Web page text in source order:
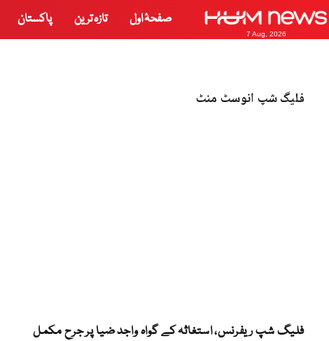
7 Aug, 2026
صفحۂ اول تازہ ترین پاکستان
فلیگ شپ انوسٹ منٹ
فلیگ شپ ریفرنس، استغاثہ کے گواہ واجد ضیا پر جرح مکمل